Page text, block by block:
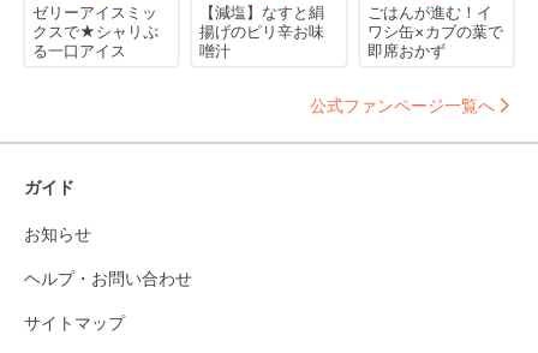
ゼリーアイスミッ
クスで★シャリぷ
る一口アイス
【減塩】なすと絹
揚げのピリ辛お味
噌汁
ごはんが進む！イ
ワシ缶×カブの葉で
即席おかず
公式ファンページ一覧へ
ガイド
お知らせ
ヘルプ・お問い合わせ
サイトマップ